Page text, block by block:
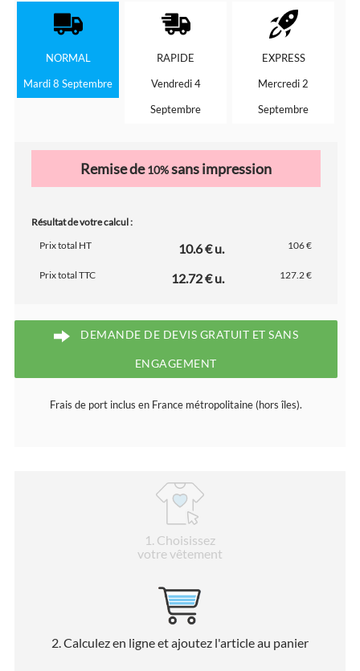
NORMAL
Mardi 8 Septembre
RAPIDE
Vendredi 4
Septembre
EXPRESS
Mercredi 2
Septembre
Remise de10%sans impression
Résultat de votre calcul :
Prix total HT
10.6 € u. 106 €
Prix total TTC 12.72 € u. 127.2 €
DEMANDE DE DEVIS GRATUIT ET SANS
ENGAGEMENT
Frais de port inclus en France métropolitaine (hors îles).
1 . Choisissez
votre vêtement
2. Calculez en ligne et ajoutez l'article au panier